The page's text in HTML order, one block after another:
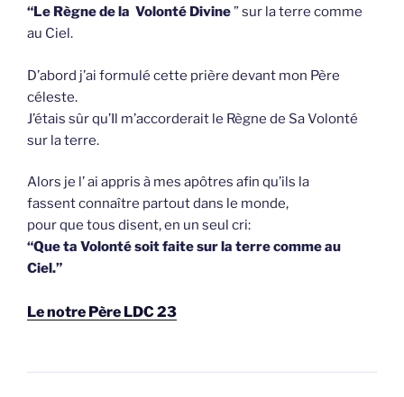
“Le Règne de la Volonté Divine” sur la terre comme
au Ciel.
D’abord j’ai formulé cette prière devant mon Père
céleste.
J’étais sûr qu’Il m’accorderait le Règne de Sa Volonté
sur la terre.
Alors je l’ ai appris à mes apôtres afin qu’ils la
fassent connaître partout dans le monde,
pour que tous disent, en un seul cri:
“Que ta Volonté soit faite sur la terre comme au
Ciel.”
Le notre Père LDC 23